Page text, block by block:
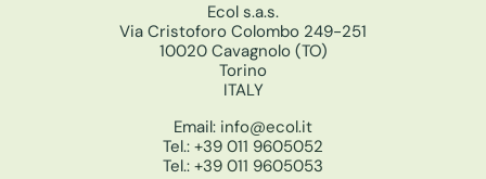
Ecol s.a.s.
Via Cristoforo Colombo 249-251
10020 Cavagnolo (TO)
Torino
ITALY
Email: info@ecol.it
Tel.: +39 011 9605052
Tel.: +39 011 9605053